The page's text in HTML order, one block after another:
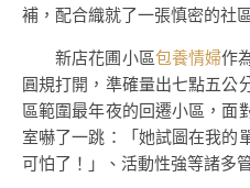
補，配合織就了一張慎密的社
新店花圃小區包養情婦作
圓規打開，準確量出七點五公
區範圍最年夜的回遷小區，面
室嚇了一跳：「她試圖在我的
可怕了！」、活動性強等諸多